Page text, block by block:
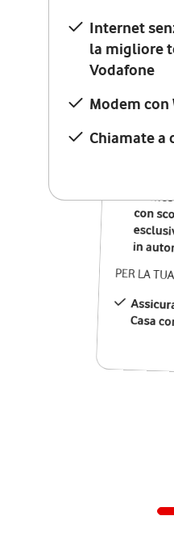
Internet
la migliore
Vodafone
Modem con
Chiamate a
la
12
con
in
PER LA
Casa